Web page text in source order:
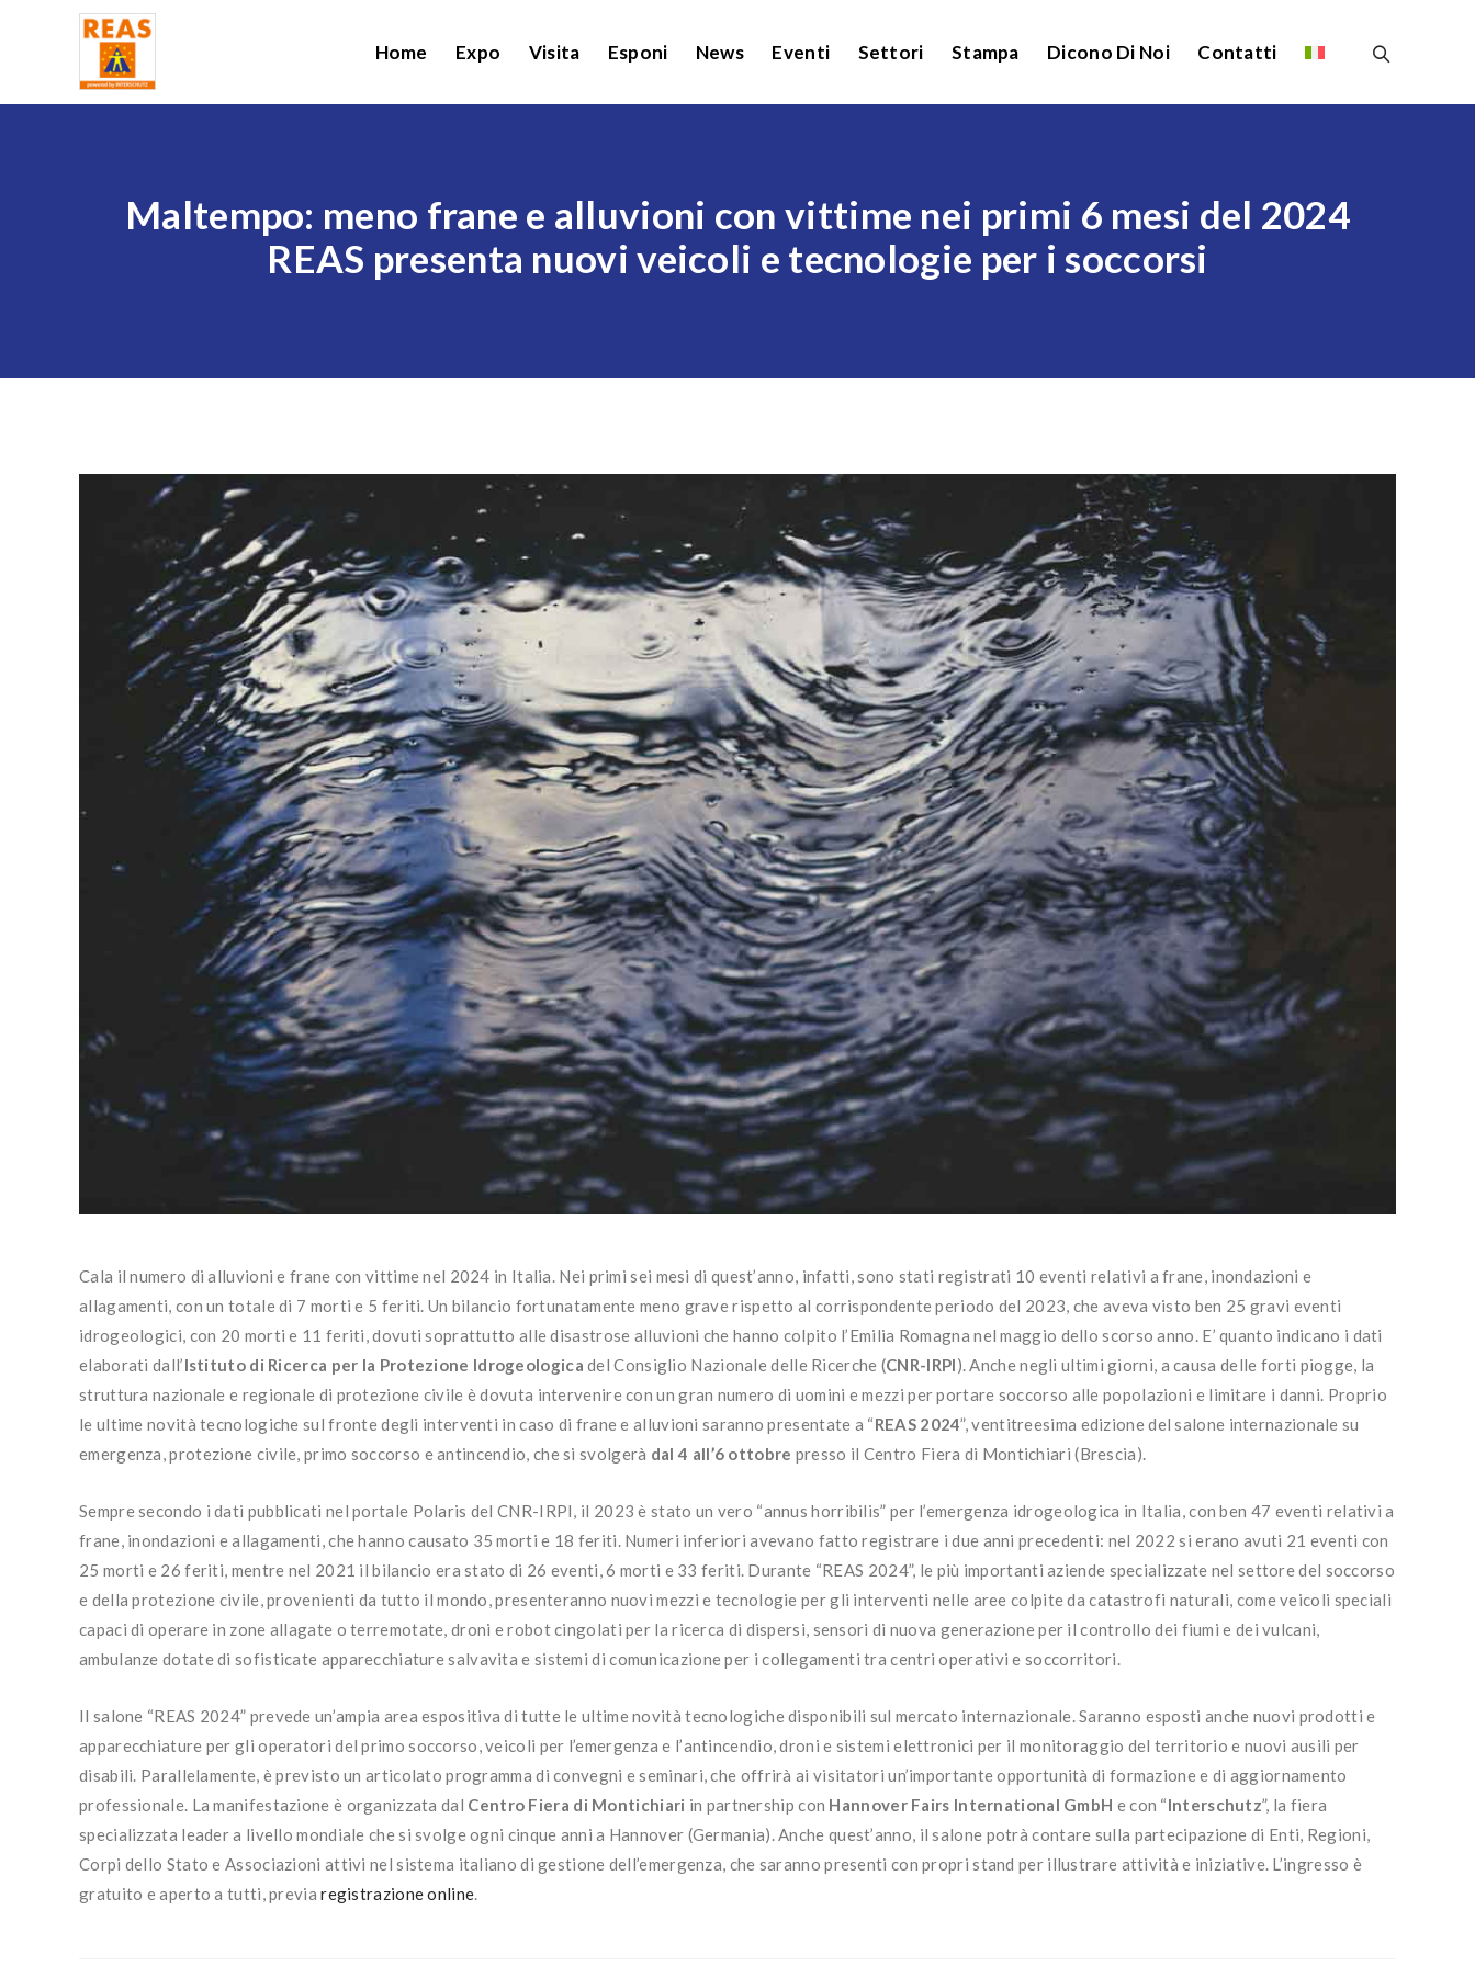
Home Expo Visita Esponi News Eventi Settori Stampa Dicono Di Noi Contatti
Maltempo: meno frane e alluvioni con vittime nei primi 6 mesi del 2024
REAS presenta nuovi veicoli e tecnologie per i soccorsi
Cala il numero di alluvioni e frane con vittime nel 2024 in Italia. Nei primi sei mesi di quest’anno, infatti, sono stati registrati 10 eventi relativi a frane, inondazioni e
allagamenti, con un totale di 7 morti e 5 feriti. Un bilancio fortunatamente meno grave rispetto al corrispondente periodo del 2023, che aveva visto ben 25 gravi eventi
idrogeologici, con 20 morti e 11 feriti, dovuti soprattutto alle disastrose alluvioni che hanno colpito l’Emilia Romagna nel maggio dello scorso anno. E’ quanto indicano i dati
elaborati dall’Istituto di Ricerca per la Protezione Idrogeologica del Consiglio Nazionale delle Ricerche (CNR-IRPI). Anche negli ultimi giorni, a causa delle forti piogge, la
struttura nazionale e regionale di protezione civile è dovuta intervenire con un gran numero di uomini e mezzi per portare soccorso alle popolazioni e limitare i danni. Proprio
le ultime novità tecnologiche sul fronte degli interventi in caso di frane e alluvioni saranno presentate a “REAS 2024”, ventitreesima edizione del salone internazionale su
emergenza, protezione civile, primo soccorso e antincendio, che si svolgerà dal 4 all’6 ottobre presso il Centro Fiera di Montichiari (Brescia).
Sempre secondo i dati pubblicati nel portale Polaris del CNR-IRPI, il 2023 è stato un vero “annus horribilis” per l’emergenza idrogeologica in Italia, con ben 47 eventi relativi a
frane, inondazioni e allagamenti, che hanno causato 35 morti e 18 feriti. Numeri inferiori avevano fatto registrare i due anni precedenti: nel 2022 si erano avuti 21 eventi con
25 morti e 26 feriti, mentre nel 2021 il bilancio era stato di 26 eventi, 6 morti e 33 feriti. Durante “REAS 2024”, le più importanti aziende specializzate nel settore del soccorso
e della protezione civile, provenienti da tutto il mondo, presenteranno nuovi mezzi e tecnologie per gli interventi nelle aree colpite da catastrofi naturali, come veicoli speciali
capaci di operare in zone allagate o terremotate, droni e robot cingolati per la ricerca di dispersi, sensori di nuova generazione per il controllo dei fiumi e dei vulcani,
ambulanze dotate di sofisticate apparecchiature salvavita e sistemi di comunicazione per i collegamenti tra centri operativi e soccorritori.
Il salone “REAS 2024” prevede un’ampia area espositiva di tutte le ultime novità tecnologiche disponibili sul mercato internazionale. Saranno esposti anche nuovi prodotti e
apparecchiature per gli operatori del primo soccorso, veicoli per l’emergenza e l’antincendio, droni e sistemi elettronici per il monitoraggio del territorio e nuovi ausili per
disabili. Parallelamente, è previsto un articolato programma di convegni e seminari, che offrirà ai visitatori un’importante opportunità di formazione e di aggiornamento
professionale. La manifestazione è organizzata dal Centro Fiera di Montichiari in partnership con Hannover Fairs International GmbH e con “Interschutz”, la fiera
specializzata leader a livello mondiale che si svolge ogni cinque anni a Hannover (Germania). Anche quest’anno, il salone potrà contare sulla partecipazione di Enti, Regioni,
Corpi dello Stato e Associazioni attivi nel sistema italiano di gestione dell’emergenza, che saranno presenti con propri stand per illustrare attività e iniziative. L’ingresso è
gratuito e aperto a tutti, previaregistrazione online.